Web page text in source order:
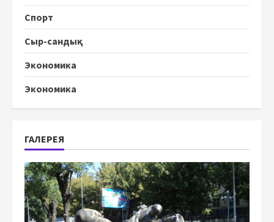
Спорт
Сыр-сандық
Экономика
Экономика
ГАЛЕРЕЯ